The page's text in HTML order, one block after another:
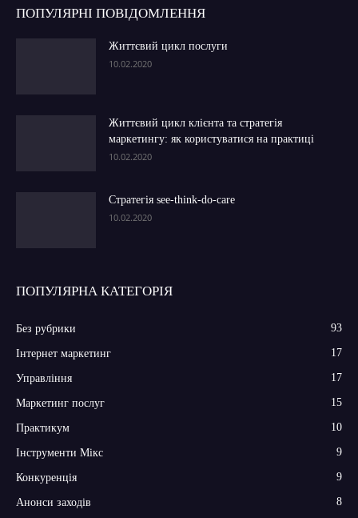
ПОПУЛЯРНІ ПОВІДОМЛЕННЯ
Життєвий цикл послуги
10.02.2020
Життєвий цикл клієнта та стратегія
маркетингу: як користуватися на практиці
10.02.2020
Стратегія see-think-do-care
10.02.2020
ПОПУЛЯРНА КАТЕГОРІЯ
Без рубрики 93
Інтернет маркетинг 17
Управління 17
Маркетинг послуг 15
Практикум 10
Інструменти Мікс 9
Конкуренція 9
Анонси заходів 8